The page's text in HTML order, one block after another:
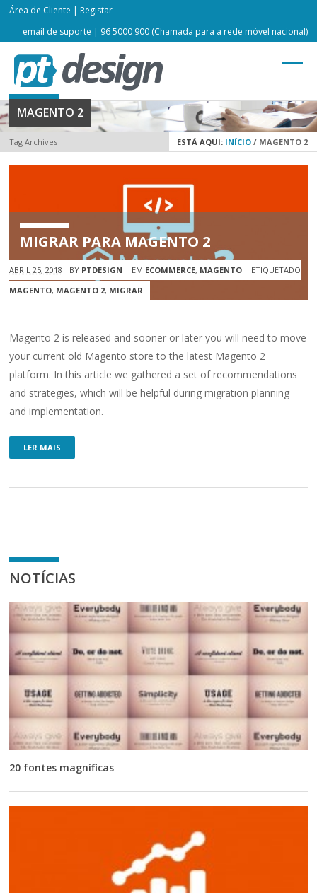
Área de Cliente | Registar
email de suporte | 96 5000 900 (Chamada para a rede móvel nacional)
MAGENTO 2
Tag Archives ESTÁ AQUI: INÍCIO / MAGENTO 2
MIGRAR PARA MAGENTO 2
ABRIL 25, 2018 BY PTDESIGN EM ECOMMERCE, MAGENTO
ETIQUETADO
MAGENTO, MAGENTO 2, MIGRAR
Magento 2 is released and sooner or later you will need to move
your current old Magento store to the latest Magento 2
platform. In this article we gathered a set of recommendations
and strategies, which will be helpful during migration planning
and implementation.
LER MAIS
NOTÍCIAS
20 fontes magníficas